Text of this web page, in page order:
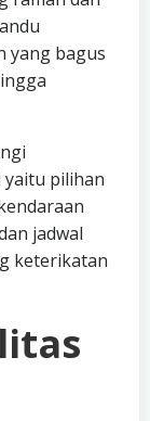
yang bagus
yaitu pilihan
jadwal
keterikatan